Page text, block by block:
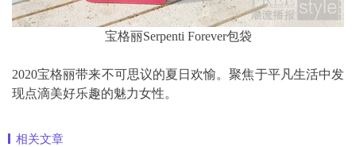
宝格丽Serpenti Forever包袋
2020宝格丽带来不可思议的夏日欢愉。聚焦于平凡生活中发
现点滴美好乐趣的魅力女性。
相关文章